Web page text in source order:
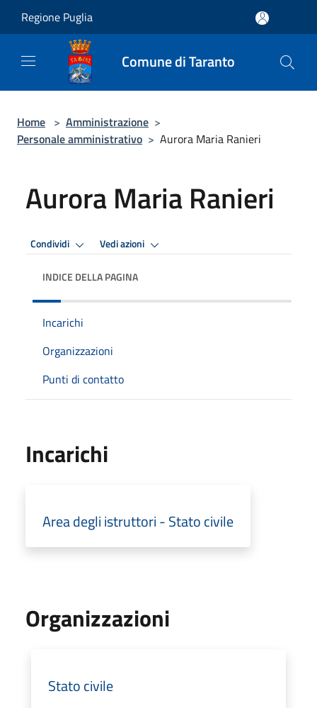
Regione Puglia
Comune di Taranto
Home > Amministrazione >
Personale amministrativo > Aurora Maria Ranieri
Aurora Maria Ranieri
Condividi Vedi azioni
INDICE DELLA PAGINA
Incarichi
Organizzazioni
Punti di contatto
Incarichi
Area degli istruttori - Stato civile
Organizzazioni
Stato civile